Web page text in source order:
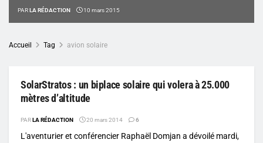
PARLA RÉDACTION 10 mars 2015
Accueil Tag avion solaire
SolarStratos : un biplace solaire qui volera à 25.000
mètres d’altitude
PARLA RÉDACTION 20 mars 2014 6
L'aventurier et conférencier Raphaël Domjan a dévoilé mardi,